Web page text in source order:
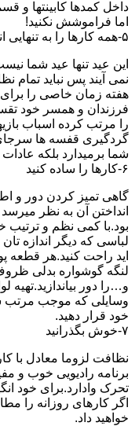
داخل کمدها کابینتها و
اما فراموشش نکنید!
۵-همه کارها را به تنهایی انجام ندهید
این عید تنها عید شما
نمی آیند پس نباید تمام
هفته زمان خاصی را
فرزندان و همسر خود
را مرتب کرده اسباب
گردگیری قفسه ها سرجای
شما برمیدارد بلکه
۶-کارها را ساده کنید
گاهی تمیز کردن دور و
انداختن آن به نظر
بود.با کمی نظم و ترتیب
لباسی که دیگر اندازه
اید راحت کنید.هر قطعه
لنگه گوشواره بدلی
و…را دور
وسایلی که موجب مرتب
خود قرار دهید.
۷-خوش بگذرانید
نظافت لزوما معادل
برنامه رادیویی خوب و
تحرک وادارد.برای خود
اگر کارهای روزانه را
خواهید داد.